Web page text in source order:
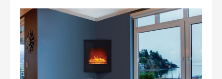
előnyei
és
a
megfelelő
használata